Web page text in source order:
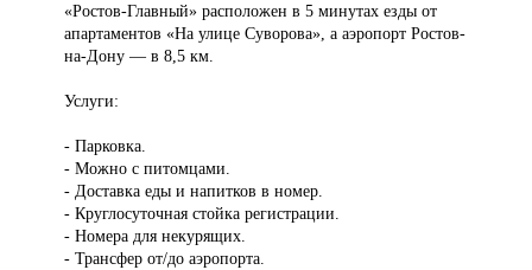
«Ростов-Главный» расположен в 5 минутах езды от
апартаментов «На улице Суворова», а аэропорт Ростов-
на-Дону — в 8,5 км.
Услуги:
- Парковка.
- Можно с питомцами.
- Доставка еды и напитков в номер.
- Круглосуточная стойка регистрации.
- Номера для некурящих.
- Трансфер от/до аэропорта.